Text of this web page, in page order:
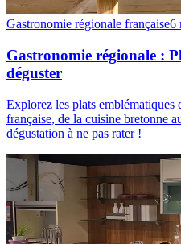
Gastronomie régionale française6
Gastronomie régionale :
déguster
Explorez les plats emblématiques
française, de la cuisine bretonne
dégustation à ne pas rater !